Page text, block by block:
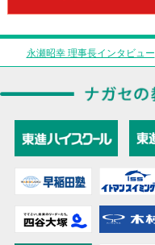
永瀬昭幸 理事長インタビュー